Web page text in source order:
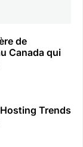
de
Canada qui
Trends